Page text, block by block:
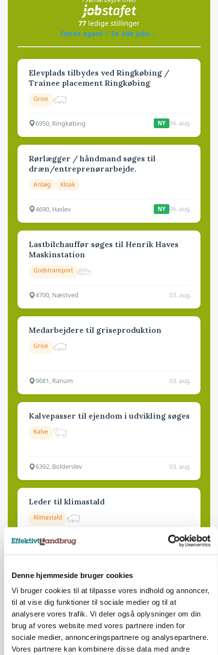
Denne hjemmeside bruger cookies
Vi bruger cookies til at tilpasse vores indhold og annoncer,
til at vise dig funktioner til sociale medier og til at
analysere vores trafik. Vi deler også oplysninger om din
brug af vores website med vores partnere inden for
sociale medier, annonceringspartnere og analysepartnere.
Vores partnere kan kombinere disse data med andre
77 ledige stillinger
Opret agent
Se alle jobs
Elevplads tilbydes ved Ringkøbing /
Trainee placement Ringkøbing
Grise
6950, Ringkøbing NY 06. aug.
Rørlægger / håndmand søges til
dræn/entreprenørarbejde.
Anlæg Kloak
4690, Haslev NY 06. aug.
Lastbilchauffør søges til Henrik Haves
Maskinstation
Godstransport
4700, Næstved 03. aug.
Medarbejdere til griseproduktion
Grise
9681, Ranum 03. aug.
Kalvepasser til ejendom i udvikling søges
Kalve
6392, Bolderslev 03. aug.
Leder til klimastald
Klimastald